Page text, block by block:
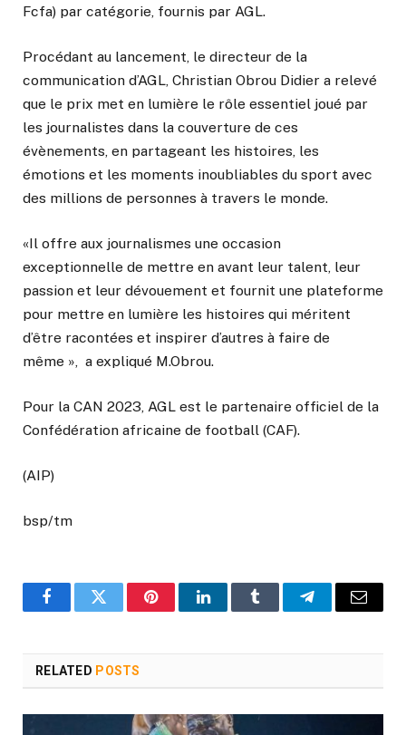
Fcfa) par catégorie, fournis par AGL.
Procédant au lancement, le directeur de la
communication d’AGL, Christian Obrou Didier a relevé
que le prix met en lumière le rôle essentiel joué par
les journalistes dans la couverture de ces
évènements, en partageant les histoires, les
émotions et les moments inoubliables du sport avec
des millions de personnes à travers le monde.
«Il offre aux journalismes une occasion
exceptionnelle de mettre en avant leur talent, leur
passion et leur dévouement et fournit une plateforme
pour mettre en lumière les histoires qui méritent
d’être racontées et inspirer d’autres à faire de
même », a expliqué M.Obrou.
Pour la CAN 2023, AGL est le partenaire officiel de la
Confédération africaine de football (CAF).
(AIP)
bsp/tm
FacebookTwitter PinterestLinkedInTumblr TelegramEmail
RELATED POSTS